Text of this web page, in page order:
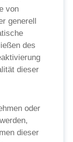
von
generell
des
dieser
oder
dieser